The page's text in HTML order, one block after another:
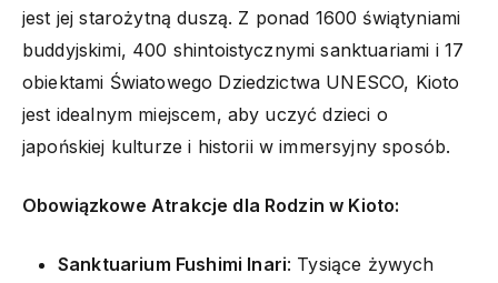
jest jej starożytną duszą. Z ponad 1600 świątyniami
buddyjskimi, 400 shintoistycznymi sanktuariami i 17
obiektami Światowego Dziedzictwa UNESCO, Kioto
jest idealnym miejscem, aby uczyć dzieci o
japońskiej kulturze i historii w immersyjny sposób.
Obowiązkowe Atrakcje dla Rodzin w Kioto:
Sanktuarium Fushimi Inari: Tysiące żywych